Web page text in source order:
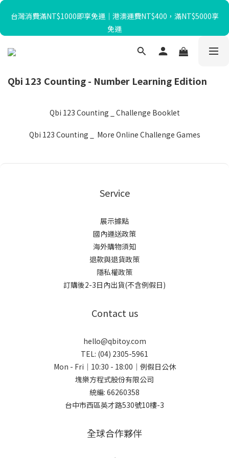
暑假限定☀️滿額送迴力小貨車、最高再折$650！
台灣消費滿NT$1000即享免運｜港澳運費NT$400，滿NT$5000享
免運
暑假限定☀️滿額送迴力小貨車、最高再折$650！
Qbi 123 Counting - Number Learning Edition
Qbi 123 Counting _ Challenge Booklet
Qbi 123 Counting _ More Online Challenge Games
Service
展示據點
國內運送政策
海外購物須知
退款與退貨政策
隱私權政策
訂購後2-3日內出貨(不含例假日)
Contact us
hello@qbitoy.com
TEL: (04) 2305-5961
Mon - Fri｜10:30 - 18:00｜例假日公休
塊樂方程式股份有限公司
統編: 66260358
台中市西區英才路530號10樓-3
全球合作夥伴